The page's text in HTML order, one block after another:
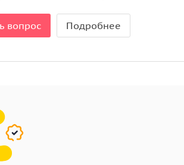
вопрос Подробнее